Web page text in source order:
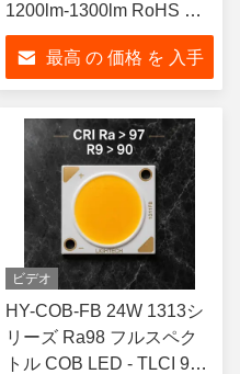
1200lm-1300lm RoHS 準
拠
最高 の 価格 を 入手
ビデオ
HY-COB-FB 24W 1313シ
リーズ Ra98 フルスペク
トル COB LED - TLCI 99.1